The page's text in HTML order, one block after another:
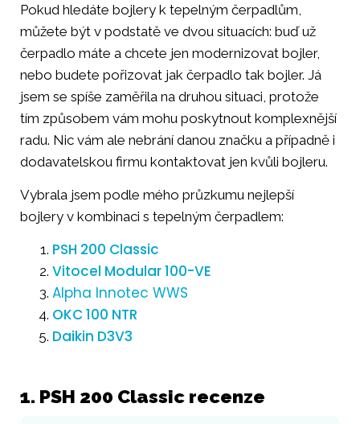
Pokud hledáte bojlery k tepelným čerpadlům,
můžete být v podstatě ve dvou situacích: buď už
čerpadlo máte a chcete jen modernizovat bojler,
nebo budete pořizovat jak čerpadlo tak bojler. Já
jsem se spíše zaměřila na druhou situaci, protože
tím způsobem vám mohu poskytnout komplexnější
radu. Nic vám ale nebrání danou značku a případně i
dodavatelskou firmu kontaktovat jen kvůli bojleru.
Vybrala jsem podle mého průzkumu nejlepší
bojlery v kombinaci s tepelným čerpadlem:
PSH 200 Classic
Vitocel Modular 100-VE
Alpha Innotec WWS
OKC 100 NTR
Daikin D3V3
1. PSH 200 Classic recenze